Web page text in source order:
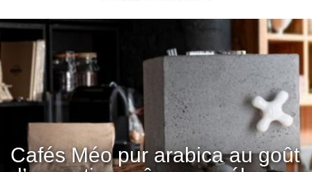
Cafés Méo pur arabica au goût